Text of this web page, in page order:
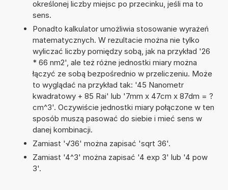
określonej liczby miejsc po przecinku, jeśli ma to
sens.
Ponadto kalkulator umożliwia stosowanie wyrażeń
matematycznych. W rezultacie można nie tylko
wyliczać liczby pomiędzy sobą, jak na przykład '26
* 66 nm2', ale też różne jednostki miary można
łączyć ze sobą bezpośrednio w przeliczeniu. Może
to wyglądać na przykład tak: '45 Nanometr
kwadratowy + 85 Rai' lub '7mm x 47cm x 87dm = ?
cm^3'. Oczywiście jednostki miary połączone w ten
sposób muszą pasować do siebie i mieć sens w
danej kombinacji.
Zamiast '√36' można zapisać 'sqrt 36'.
Zamiast '4^3' można zapisać '4 exp 3' lub '4 pow
3'.